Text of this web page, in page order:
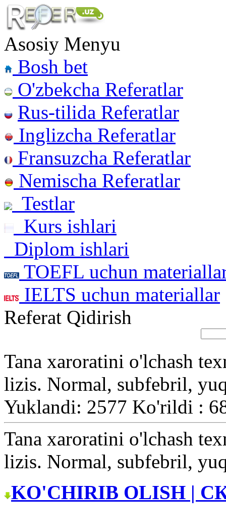
Asosiy Menyu
Bosh bet
O'zbekcha Referatlar
Rus-tilida Referatlar
Inglizcha Referatlar
Fransuzcha Referatlar
Nemischa Referatlar
Testlar
Kurs ishlari
Diplom ishlari
TOEFL uchun
IELTS uchun materiallar
Referat Qidirish
Tana xaroratini o'lchash
lizis. Normal, subfebril,
Yuklandi: 2577 Ko'rildi :
Tana xaroratini o'lchash
lizis. Normal, subfebril,
KO'CHIRIB OLISH |